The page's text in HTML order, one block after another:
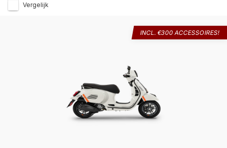
Vergelijk
INCL. €300 ACCESSOIRES!